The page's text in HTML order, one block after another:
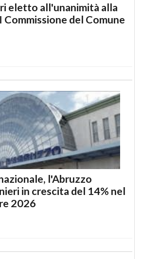
eletto all'unanimità alla
Commissione del Comune
l'Abruzzo
in crescita del 14% nel
2026